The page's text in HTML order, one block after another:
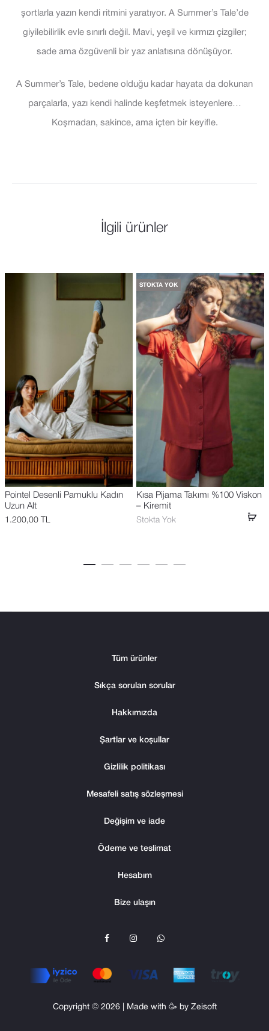
şortlarla yazın kendi ritmini yaratıyor. A Summer’s Tale’de
giyilebilirlik evle sınırlı değil. Mavi, yeşil ve kırmızı çizgiler;
sade ama özgüvenli bir yaz anlatısına dönüşüyor.
A Summer’s Tale, bedene olduğu kadar hayata da dokunan
parçalarla, yazı kendi halinde keşfetmek isteyenlere…
Koşmadan, sakince, ama içten bir keyifle.
İlgili ürünler
Pointel Desenli Pamuklu Kadın
Uzun Alt
1.200,00 TL
STOKTA YOK
Kısa Pijama Takımı %100 Viskon
– Kiremit
Stokta Yok
Tüm ürünler
Sıkça sorulan sorular
Hakkımızda
Şartlar ve koşullar
Gizlilik politikası
Mesafeli satış sözleşmesi
Değişim ve iade
Ödeme ve teslimat
Hesabım
Bize ulaşın
b
o
a
g
m
Copyright © 2026 | Made with 🥳 by Zeisoft